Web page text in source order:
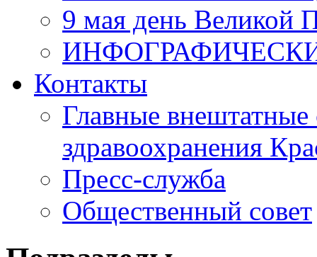
9 мая день Великой
Контакты
Главные внештатные
здравоохранения
Пресс-служба
Общественный совет